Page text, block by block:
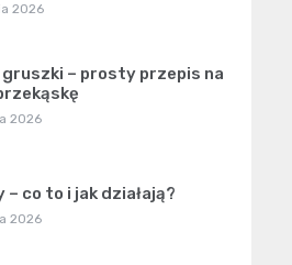
2026
gruszki – prosty przepis na
2026
– co to i jak działają?
2026